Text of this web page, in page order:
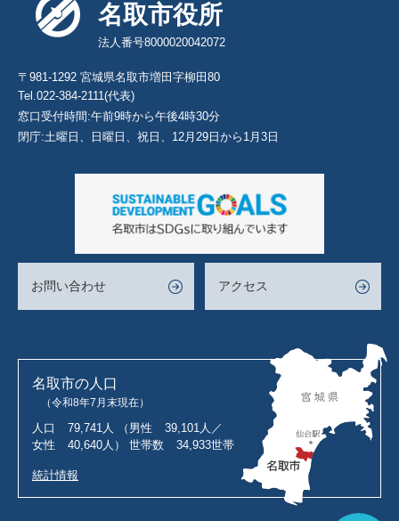
名取市役所
法人番号8000020042072
〒981-1292 宮城県名取市増田字柳田80
Tel.022-384-2111(代表)
窓口受付時間:午前9時から午後4時30分
閉庁:土曜日、日曜日、祝日、12月29日から1月3日
お問い合わせ アクセス
名取市の人口
（令和8年7月末現在）
人口 79,741人 （男性
39,101人／
女性
40,640人） 世帯数 34,933世帯
統計情報